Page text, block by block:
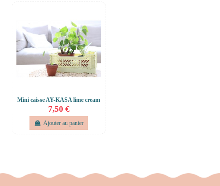
Mini caisse AY-KASA lime cream
7,50 €
Ajouter au panier